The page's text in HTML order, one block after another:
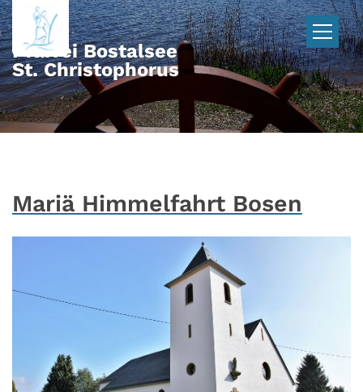
Zum Inhalt springen
Pfarrei Bostalsee
St. Christophorus
Mariä Himmelfahrt Bosen